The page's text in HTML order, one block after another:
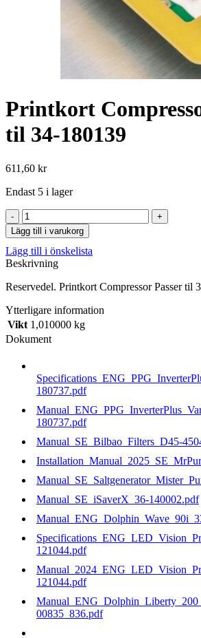
Printkort
til 34-180139
611,60 kr
Endast 5 i lager
Printkort
Compressor
Passer
til
34-
mängd
Lägg till i varukorg
Lägg till i önskelista
Beskrivning
Reservedel. Printkort Compressor Passer til
Ytterligare information
Vikt 1,010000 kg
Dokument
180737.pdf
180737.pdf
Manual_SE_Bilbao_Filters_D45-
Manual_SE_iSaverX_36-140002.pdf
121044.pdf
121044.pdf
00835_836.pdf